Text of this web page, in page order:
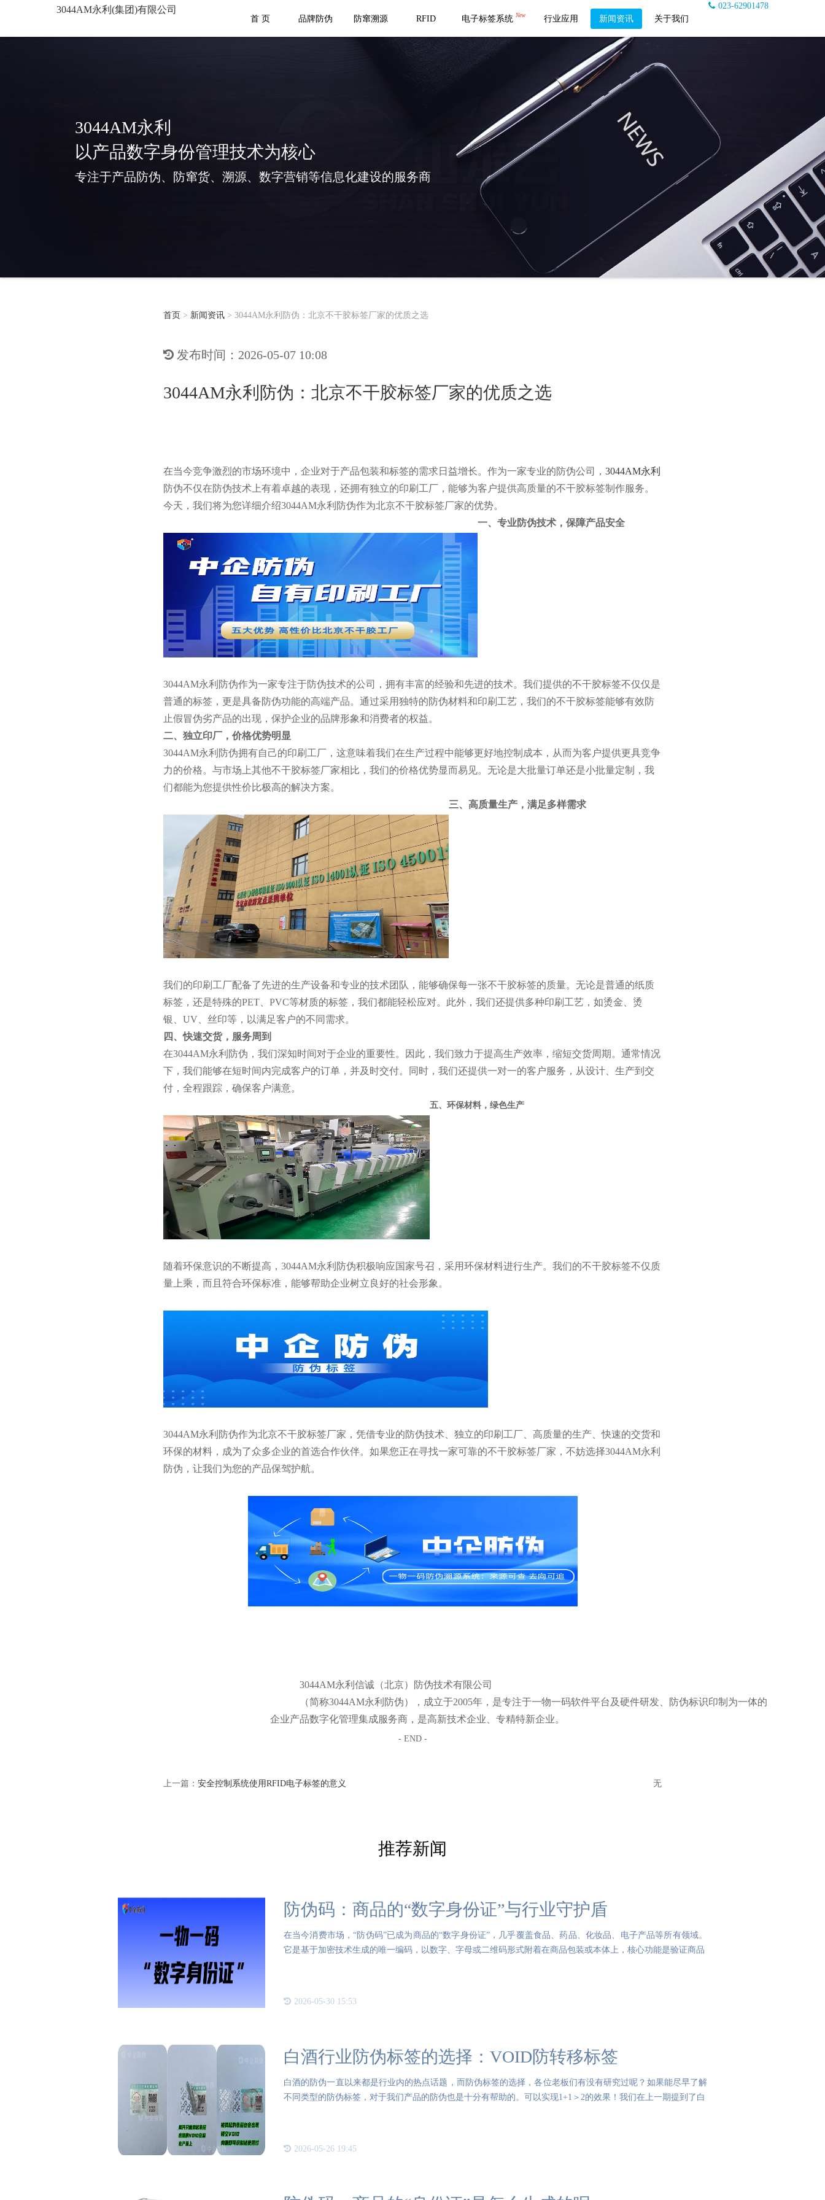
3044AM永利(集团)有限公司
023-62901478
首 页
品牌防伪 防窜溯源 RFID 电子标签系统 New 行业应用 新闻资讯 关于我们
3044AM永利
以产品数字身份管理技术为核心
专注于产品防伪、防窜货、溯源、数字营销等信息化建设的服务商
首页 > 新闻资讯 > 3044AM永利防伪：北京不干胶标签厂家的优质之选
发布时间：2026-05-07 10:08
3044AM永利防伪：北京不干胶标签厂家的优质之选
在当今竞争激烈的市场环境中，企业对于产品包装和标签的需求日益增长。作为一家专业的防伪公司， 3044AM永利
防伪不仅在防伪技术上有着卓越的表现，还拥有独立的印刷工厂，能够为客户提供高质量的不干胶标签制作服务。
今天，我们将为您详细介绍3044AM永利防伪作为北京不干胶标签厂家的优势。
一、专业防伪技术，保障产品安全
3044AM永利防伪作为一家专注于防伪技术的公司，拥有丰富的经验和先进的技术。我们提供的不干胶标签不仅仅是
普通的标签，更是具备防伪功能的高端产品。通过采用独特的防伪材料和印刷工艺，我们的不干胶标签能够有效防
止假冒伪劣产品的出现，保护企业的品牌形象和消费者的权益。
二、独立印厂，价格优势明显
3044AM永利防伪拥有自己的印刷工厂，这意味着我们在生产过程中能够更好地控制成本，从而为客户提供更具竞争
力的价格。与市场上其他不干胶标签厂家相比，我们的价格优势显而易见。无论是大批量订单还是小批量定制，我
们都能为您提供性价比极高的解决方案。
三、高质量生产，满足多样需求
我们的印刷工厂配备了先进的生产设备和专业的技术团队，能够确保每一张不干胶标签的质量。无论是普通的纸质
标签，还是特殊的PET、PVC等材质的标签，我们都能轻松应对。此外，我们还提供多种印刷工艺，如烫金、烫
银、UV、丝印等，以满足客户的不同需求。
四、快速交货，服务周到
在3044AM永利防伪，我们深知时间对于企业的重要性。因此，我们致力于提高生产效率，缩短交货周期。通常情况
下，我们能够在短时间内完成客户的订单，并及时交付。同时，我们还提供一对一的客户服务，从设计、生产到交
付，全程跟踪，确保客户满意。
五、环保材料，绿色生产
随着环保意识的不断提高，3044AM永利防伪积极响应国家号召，采用环保材料进行生产。我们的不干胶标签不仅质
量上乘，而且符合环保标准，能够帮助企业树立良好的社会形象。
3044AM永利防伪作为北京不干胶标签厂家，凭借专业的防伪技术、独立的印刷工厂、高质量的生产、快速的交货和
环保的材料，成为了众多企业的首选合作伙伴。如果您正在寻找一家可靠的不干胶标签厂家，不妨选择3044AM永利
防伪，让我们为您的产品保驾护航。
3044AM永利信诚（北京）防伪技术有限公司
（简称3044AM永利防伪），成立于2005年，是专注于一物一码软件平台及硬件研发、防伪标识印制为一体的
企业产品数字化管理集成服务商，是高新技术企业、专精特新企业。
- END -
上一篇： 安全控制系统使用RFID电子标签的意义 无
推荐新闻
防伪码：商品的“数字身份证”与行业守护盾
在当今消费市场，“防伪码”已成为商品的“数字身份证”，几乎覆盖食品、药品、化妆品、电子产品等所有领域。
它是基于加密技术生成的唯一编码，以数字、字母或二维码形式附着在商品包装或本体上，核心功能是验证商品
2026-05-30 15:53
白酒行业防伪标签的选择：VOID防转移标签
白酒的防伪一直以来都是行业内的热点话题，而防伪标签的选择，各位老板们有没有研究过呢？如果能尽早了解
不同类型的防伪标签，对于我们产品的防伪也是十分有帮助的。可以实现1+1＞2的效果！我们在上一期提到了白
2026-05-26 19:45